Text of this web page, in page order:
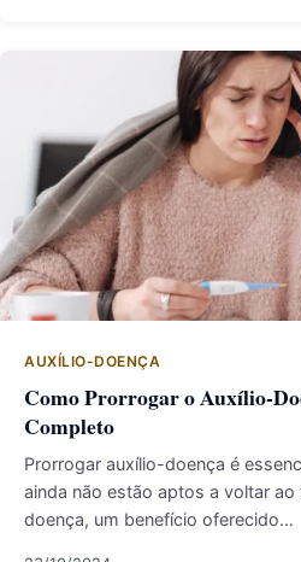
AUXÍLIO-DOENÇA
Como Prorrogar o Auxílio-
Completo
Prorrogar auxílio-doença é
ainda não estão aptos a voltar
doença, um benefício oferecido…